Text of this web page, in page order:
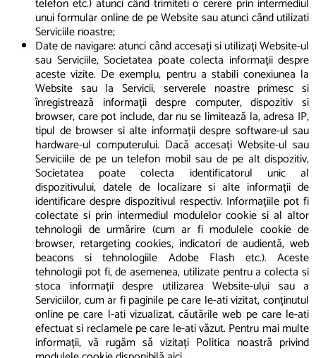
unui formular online de pe Website sau atunci când utilizati
Serviciile noastre;
Date de navigare: atunci când accesați si utilizați Website-ul
sau Serviciile, Societatea poate colecta informații despre
aceste vizite. De exemplu, pentru a stabili conexiunea la
Website sau la Servicii, serverele noastre primesc si
înregistrează informații despre computer, dispozitiv si
browser, care pot include, dar nu se limitează la, adresa IP,
tipul de browser si alte informații despre software-ul sau
hardware-ul computerului. Dacă accesați Website-ul sau
Serviciile de pe un telefon mobil sau de pe alt dispozitiv,
Societatea poate colecta identificatorul unic al
dispozitivului, datele de localizare si alte informații de
identificare despre dispozitivul respectiv. Informațiile pot fi
colectate si prin intermediul modulelor cookie si al altor
tehnologii de urmărire (cum ar fi modulele cookie de
browser, retargeting cookies, indicatori de audientă, web
beacons si tehnologiile Adobe Flash etc.). Aceste
tehnologii pot fi, de asemenea, utilizate pentru a colecta si
stoca informații despre utilizarea Website-ului sau a
Serviciilor, cum ar fi paginile pe care le-ati vizitat, conținutul
online pe care l-ati vizualizat, căutările web pe care le-ati
efectuat si reclamele pe care le-ati văzut. Pentru mai multe
informații, vă rugăm să vizitați Politica noastră privind